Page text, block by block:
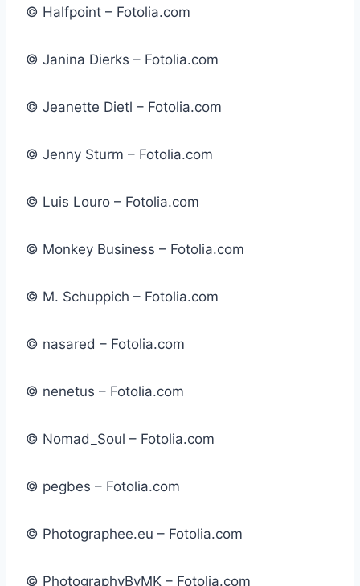
© Halfpoint – Fotolia.com
© Janina Dierks – Fotolia.com
© Jeanette Dietl – Fotolia.com
© Jenny Sturm – Fotolia.com
© Luis Louro – Fotolia.com
© Monkey Business – Fotolia.com
© M. Schuppich – Fotolia.com
© nasared – Fotolia.com
© nenetus – Fotolia.com
© Nomad_Soul – Fotolia.com
© pegbes – Fotolia.com
© Photographee.eu – Fotolia.com
© PhotographyByMK – Fotolia.com